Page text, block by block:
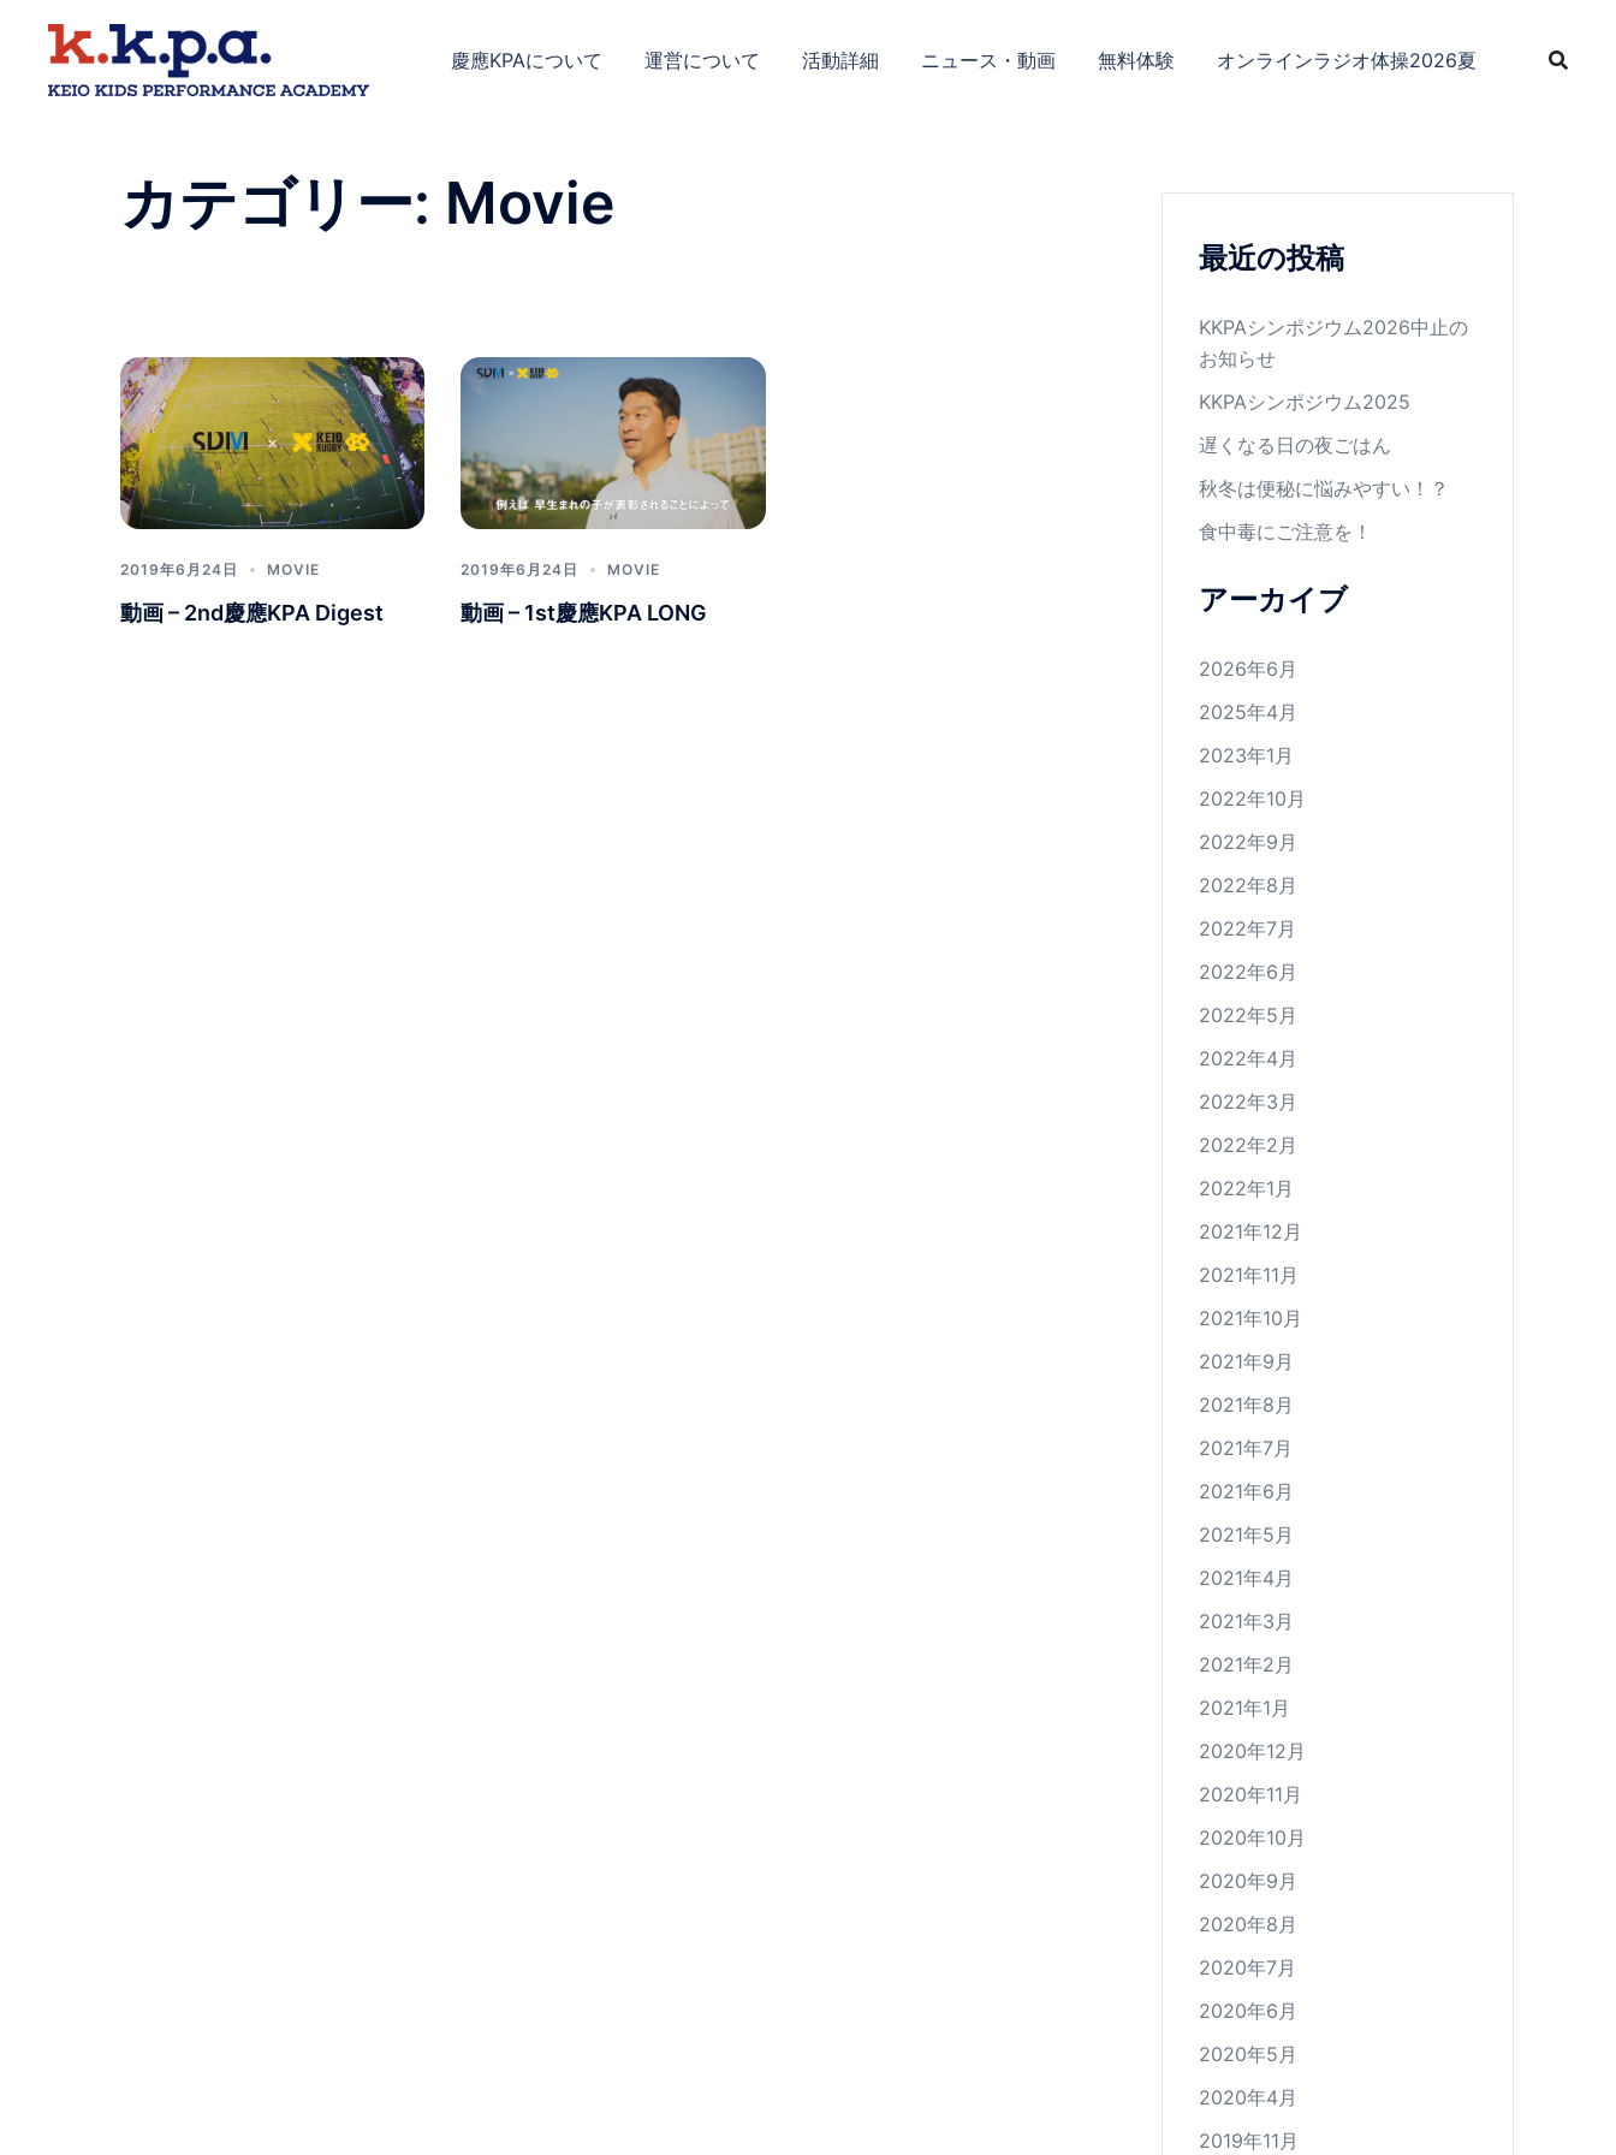
慶應KPAについて 運営について 活動詳細 ニュース・動画 無料体験 オンラインラジオ体操2026夏
カテゴリー: Movie
2019年6月24日 MOVIE
動画 – 2nd慶應KPA Digest
2019年6月24日 MOVIE
動画 – 1st慶應KPA LONG
最近の投稿
KKPAシンポジウム2026中止の
お知らせ
KKPAシンポジウム2025
遅くなる日の夜ごはん
秋冬は便秘に悩みやすい！？
食中毒にご注意を！
アーカイブ
2026年6月
2025年4月
2023年1月
2022年10月
2022年9月
2022年8月
2022年7月
2022年6月
2022年5月
2022年4月
2022年3月
2022年2月
2022年1月
2021年12月
2021年11月
2021年10月
2021年9月
2021年8月
2021年7月
2021年6月
2021年5月
2021年4月
2021年3月
2021年2月
2021年1月
2020年12月
2020年11月
2020年10月
2020年9月
2020年8月
2020年7月
2020年6月
2020年5月
2020年4月
2019年11月